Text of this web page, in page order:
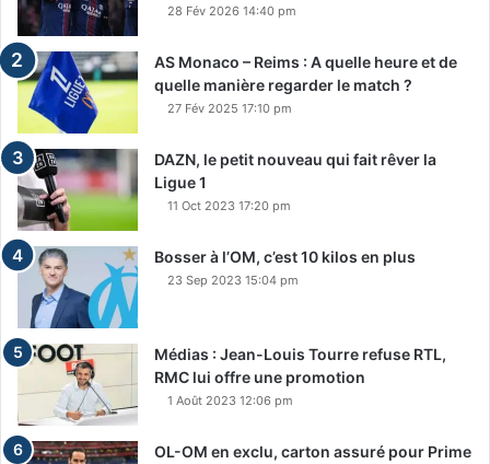
28 Fév 2026 14:40 pm
AS Monaco – Reims : A quelle heure et de
quelle manière regarder le match ?
27 Fév 2025 17:10 pm
DAZN, le petit nouveau qui fait rêver la
Ligue 1
11 Oct 2023 17:20 pm
Bosser à l’OM, c’est 10 kilos en plus
23 Sep 2023 15:04 pm
Médias : Jean-Louis Tourre refuse RTL,
RMC lui offre une promotion
1 Août 2023 12:06 pm
OL-OM en exclu, carton assuré pour Prime